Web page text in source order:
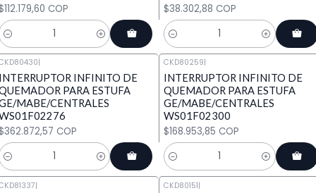
COP $38.302,88 COP
Cantidad
|
INFINITO DE
PARA ESTUFA
MABE/CENTRALES
COP
CKD80259|
INTERRUPTOR INFINITO DE
QUEMADOR PARA ESTUFA
GE/MABE/CENTRALES
WS01F02300
$168.953,85 COP
Cantidad
| CKD80151|